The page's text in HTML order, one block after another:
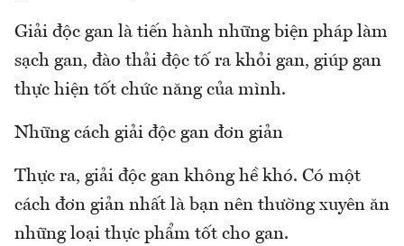
Giải độc gan là tiến hành những biện pháp làm
sạch gan, đào thải độc tố ra khỏi gan, giúp gan
thực hiện tốt chức năng của mình.
Những cách giải độc gan đơn giản
Thực ra, giải độc gan không hề khó. Có một
cách đơn giản nhất là bạn nên thường xuyên ăn
những loại thực phẩm tốt cho gan.